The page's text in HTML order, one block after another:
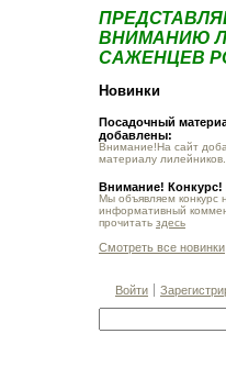
ВНИМАНИЮ
САЖЕНЦЕВ
Новинки
Посадочный
добавлены:
Внимание!На сайт
материалу лилейников.
Внимание! Конкурс!
Мы объявляем
информативный
прочитать здесь
Смотреть все новинки
Войти